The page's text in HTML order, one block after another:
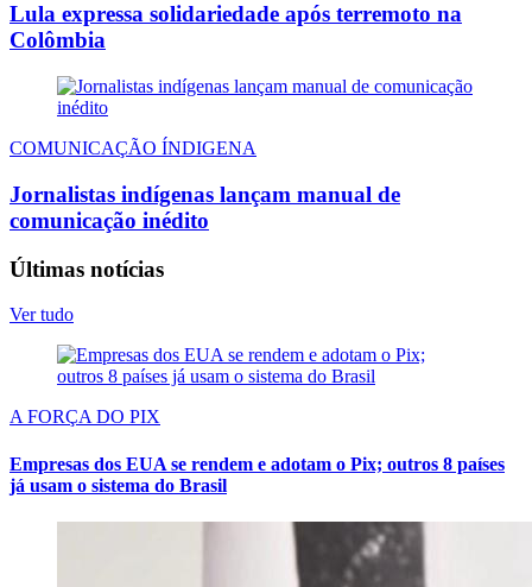
Lula expressa solidariedade após terremoto na
Colômbia
COMUNICAÇÃO ÍNDIGENA
Jornalistas indígenas lançam manual de
comunicação inédito
Últimas notícias
Ver tudo
A FORÇA DO PIX
Empresas dos EUA se rendem e adotam o Pix; outros 8 países
já usam o sistema do Brasil